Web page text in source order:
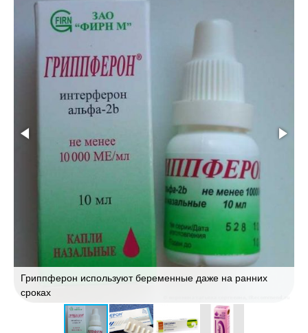
Гриппферон используют беременные даже на ранних
сроках